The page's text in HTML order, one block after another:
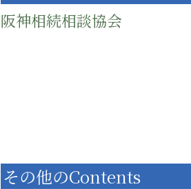
阪神相続相談協会
その他のContents